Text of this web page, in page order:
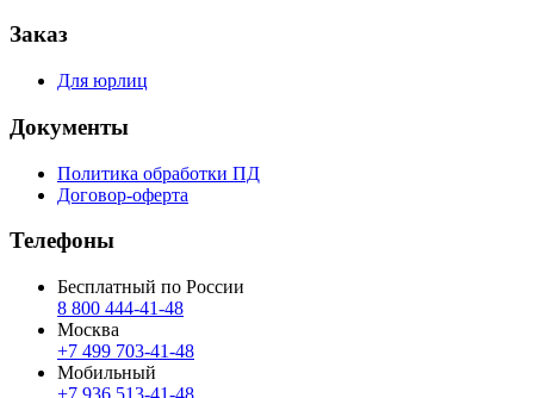
Заказ
Для юрлиц
Документы
Политика обработки ПД
Договор-оферта
Телефоны
Бесплатный по России
8 800 444‑41‑48
Москва
+7 499 703‑41‑48
Мобильный
+7 936 513‑41‑48